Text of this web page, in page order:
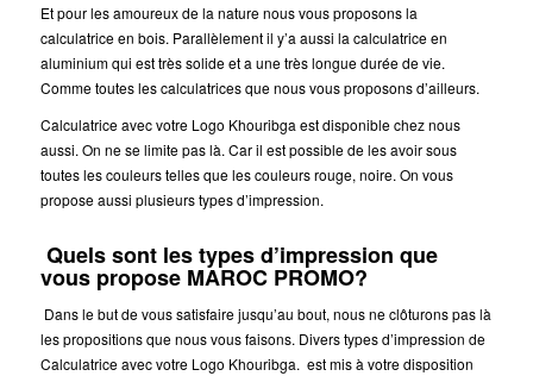
Et pour les amoureux de la nature nous vous proposons la
calculatrice en bois. Parallèlement il y’a aussi la calculatrice en
aluminium qui est très solide et a une très longue durée de vie.
Comme toutes les calculatrices que nous vous proposons d’ailleurs.
Calculatrice avec votre Logo Khouribga est disponible chez nous
aussi. On ne se limite pas là. Car il est possible de les avoir sous
toutes les couleurs telles que les couleurs rouge, noire. On vous
propose aussi plusieurs types d’impression.
Quels sont les types d’impression que
vous propose MAROC PROMO?
Dans le but de vous satisfaire jusqu’au bout, nous ne clôturons pas là
les propositions que nous vous faisons. Divers types d’impression de
Calculatrice avec votre Logo Khouribga. est mis à votre disposition